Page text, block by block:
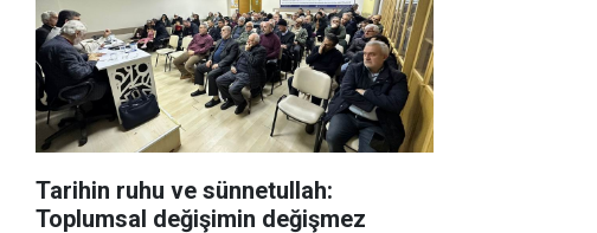
Tarihin ruhu ve sünnetullah:
Toplumsal değişimin değişmez